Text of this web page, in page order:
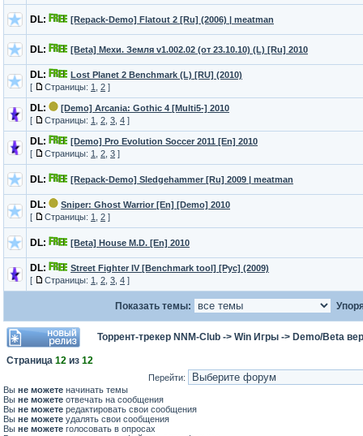
DL: [Repack-Demo] Flatout 2 [Ru] (2006) | meatman
DL: [Beta] Мехи. Земля v1.002.02 (от 23.10.10) (L) [Ru] 2010
DL:
Lost Planet 2 Benchmark (L) [RU] (2010)
[
Страницы: 1 2 ]
DL:
[Demo] Arcania: Gothic 4 [Multi5-] 2010
[
Страницы: 1 2 3 4 ]
DL:
[Demo] Pro Evolution Soccer 2011 [En] 2010
[
Страницы: 1 2 3 ]
DL: [Repack-Demo] Sledgehammer [Ru] 2009 | meatman
DL:
Sniper: Ghost Warrior [En] [Demo] 2010
[
Страницы: 1 2 ]
DL: [Beta] House M.D. [En] 2010
DL:
Street Fighter IV [Benchmark tool] [Рус] (2009)
[
Страницы: 1 2 3 4 ]
Показать темы:
Торрент-трекер NNM-Club -> Win Игры -> Demo/Beta
Страница 12 из 12
Перейти:
Вы не можете начинать темы
Вы не можете отвечать на сообщения
Вы не можете редактировать свои сообщения
Вы не можете удалять свои сообщения
Вы не можете голосовать в опросах